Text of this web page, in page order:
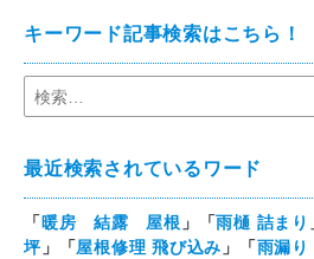
キーワード記事検索はこちら！
最近検索されているワード
「暖房 結露 屋根 」「雨樋 詰まり
坪」「屋根修理 飛び込み 」「雨漏り